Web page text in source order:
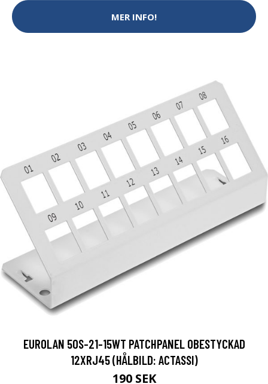
MER INFO!
EUROLAN 50S-21-15WT PATCHPANEL OBESTYCKAD
12XRJ45 (HÅLBILD: ACTASSI)
190 SEK